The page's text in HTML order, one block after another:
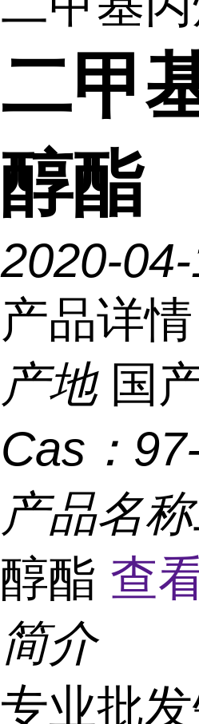
二甲
醇酯
2020-
产品详情
产地 国
Cas：
产品名称
醇酯 查
简介
专业批